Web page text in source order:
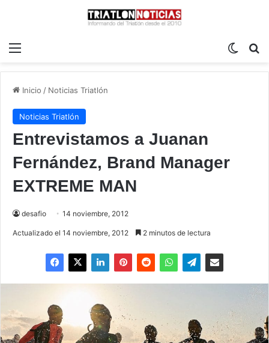
Inicio / Noticias Triatlón
Noticias Triatlón
Entrevistamos a Juanan
Fernández, Brand Manager
EXTREME MAN
desafio 14 noviembre, 2012
Actualizado el 14 noviembre, 2012 2 minutos de lectura